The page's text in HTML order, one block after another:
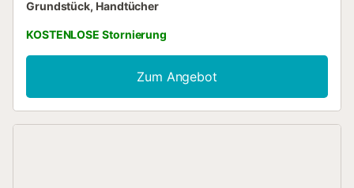
Grundstück, Handtücher
KOSTENLOSE Stornierung
Zum Angebot